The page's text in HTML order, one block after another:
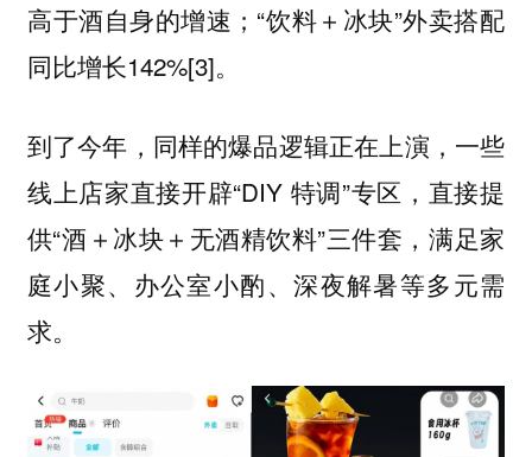
高于酒自身的增速；“饮料＋冰块”外卖搭配
同比增长142%[3]。
到了今年，同样的爆品逻辑正在上演，一些
线上店家直接开辟“DIY 特调”专区，直接提
供“酒＋冰块＋无酒精饮料”三件套，满足家
庭小聚、办公室小酌、深夜解暑等多元需
求。